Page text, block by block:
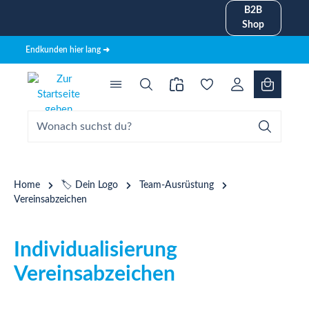
B2B
Shop
Endkunden hier lang ➜
Home 🏷️ Dein Logo
Team-Ausrüstung
Vereinsabzeichen
Individualisierung
Vereinsabzeichen